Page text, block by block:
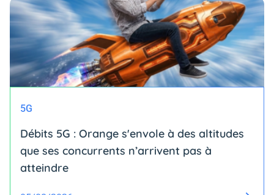
5G
Débits 5G : Orange s'envole à des altitudes
que ses concurrents n’arrivent pas à
atteindre